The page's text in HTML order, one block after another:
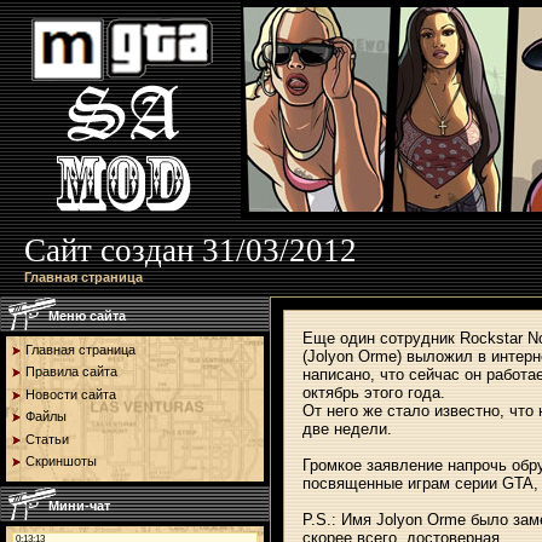
Сайт создан 31/03/2012
Главная страница
Меню сайта
Главная страница
Правила сайта
Новости сайта
Файлы
Статьи
Скриншоты
Мини-чат
Еще один сотрудник Rockstar
(Jolyon Orme) выложил в
написано, что сейчас он
октябрь этого года.
От него же стало известно,
две недели.
Громкое заявление напрочь
посвященные играм серии
P.S.: Имя Jolyon Orme было
скорее всего, достоверная.